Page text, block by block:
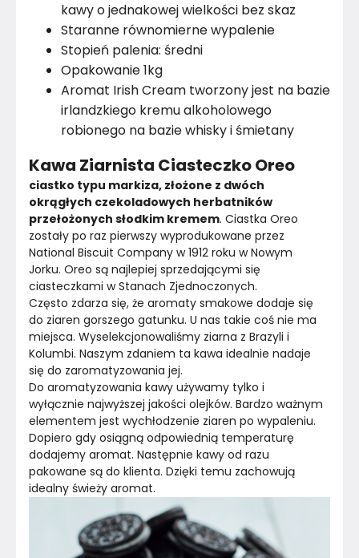
kawy o jednakowej wielkości bez skaz
Staranne równomierne wypalenie
Stopień palenia: średni
Opakowanie 1kg
Aromat Irish Cream tworzony jest na bazie
irlandzkiego kremu alkoholowego
robionego na bazie whisky i śmietany
Kawa Ziarnista Ciasteczko Oreo
ciastko typu markiza, złożone z dwóch
okrągłych czekoladowych herbatników
przełożonych słodkim kremem. Ciastka Oreo
zostały po raz pierwszy wyprodukowane przez
National Biscuit Company w 1912 roku w Nowym
Jorku. Oreo są najlepiej sprzedającymi się
ciasteczkami w Stanach Zjednoczonych.
Często zdarza się, że aromaty smakowe dodaje się
do ziaren gorszego gatunku. U nas takie coś nie ma
miejsca. Wyselekcjonowaliśmy ziarna z Brazyli i
Kolumbi. Naszym zdaniem ta kawa idealnie nadaje
się do zaromatyzowania jej.
Do aromatyzowania kawy używamy tylko i
wyłącznie najwyższej jakości olejków. Bardzo ważnym
elementem jest wychłodzenie ziaren po wypaleniu.
Dopiero gdy osiągną odpowiednią temperaturę
dodajemy aromat. Następnie kawy od razu
pakowane są do klienta. Dzięki temu zachowują
idealny świeży aromat.